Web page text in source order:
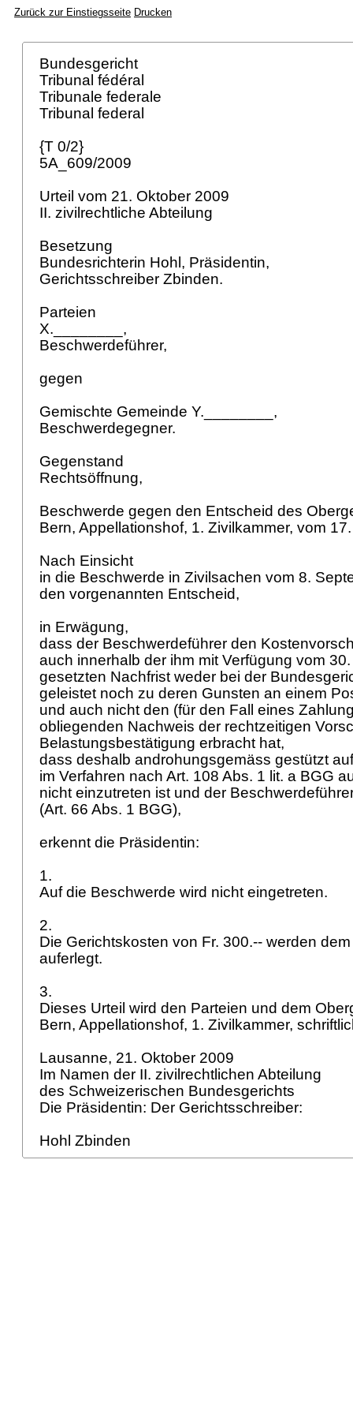
Zurück zur Einstiegsseite Drucken
Bundesgericht
Tribunal fédéral
Tribunale federale
Tribunal federal
{T 0/2}
5A_609/2009
Urteil vom 21. Oktober 2009
II. zivilrechtliche Abteilung
Besetzung
Bundesrichterin Hohl, Präsidentin,
Gerichtsschreiber Zbinden.
Parteien
X.________,
Beschwerdeführer,
gegen
Gemischte Gemeinde Y.________,
Beschwerdegegner.
Gegenstand
Rechtsöffnung,
Beschwerde gegen den Entscheid des
Bern, Appellationshof, 1. Zivilkammer, vom
Nach Einsicht
in die Beschwerde in Zivilsachen vom 8.
den vorgenannten Entscheid,
in Erwägung,
dass der Beschwerdeführer den
auch innerhalb der ihm mit Verfügung vom
gesetzten Nachfrist weder bei der
geleistet noch zu deren Gunsten an einem
und auch nicht den (für den Fall eines
obliegenden Nachweis der rechtzeitigen
Belastungsbestätigung erbracht hat,
dass deshalb androhungsgemäss gestützt
im Verfahren nach Art. 108 Abs. 1 lit. a BGG
nicht einzutreten ist und der
(Art. 66 Abs. 1 BGG),
erkennt die Präsidentin:
1.
Auf die Beschwerde wird nicht eingetreten.
2.
Die Gerichtskosten von Fr. 300.-- werden
auferlegt.
3.
Dieses Urteil wird den Parteien und dem
Bern, Appellationshof, 1. Zivilkammer,
Lausanne, 21. Oktober 2009
Im Namen der II. zivilrechtlichen Abteilung
des Schweizerischen Bundesgerichts
Die Präsidentin: Der Gerichtsschreiber:
Hohl Zbinden